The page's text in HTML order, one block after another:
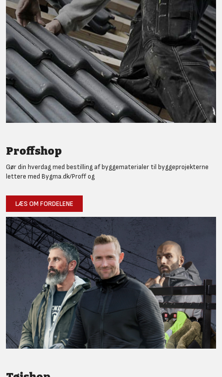
Proffshop
Gør din hverdag med bestilling af byggematerialer til byggeprojekterne
lettere med Bygma.dk/Proff og
LÆS OM FORDELENE